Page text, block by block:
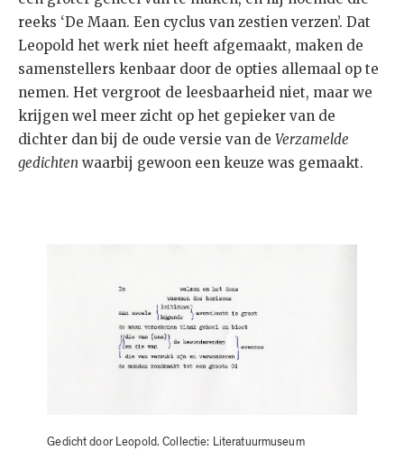
reeks ‘De Maan. Een cyclus van zestien verzen’. Dat
Leopold het werk niet heeft afgemaakt, maken de
samenstellers kenbaar door de opties allemaal op te
nemen. Het vergroot de leesbaarheid niet, maar we
krijgen wel meer zicht op het gepieker van de
dichter dan bij de oude versie van de Verzamelde
gedichten waarbij gewoon een keuze was gemaakt.
Gedicht door Leopold. Collectie: Literatuurmuseum